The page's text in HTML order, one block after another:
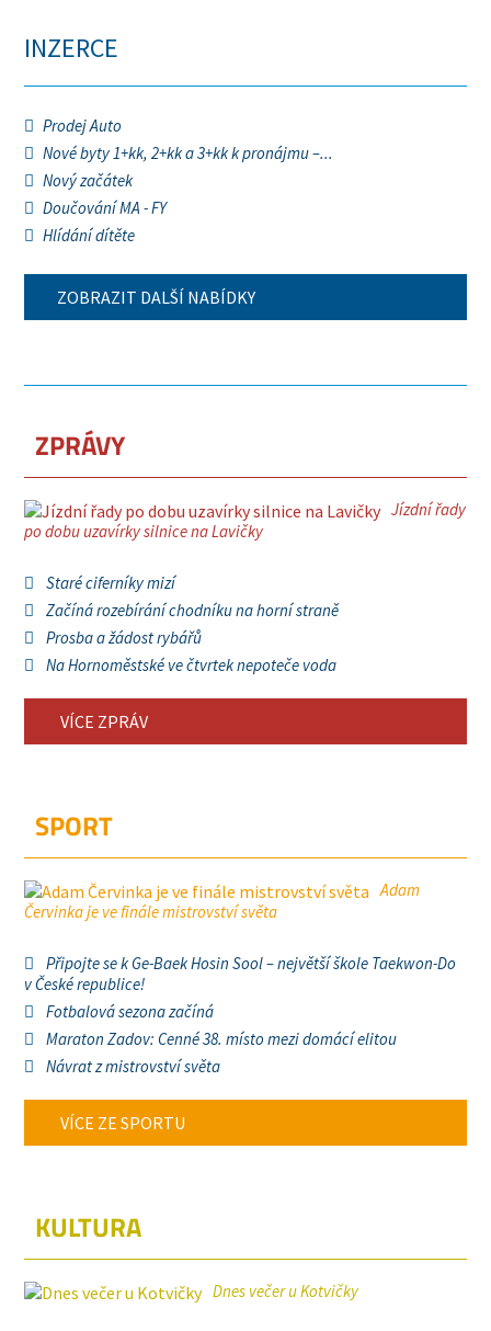
INZERCE
Prodej Auto
Nové byty 1+kk, 2+kk a 3+kk k pronájmu –...
Nový začátek
Doučování MA - FY
Hlídání dítěte
ZOBRAZIT DALŠÍ NABÍDKY
ZPRÁVY
Jízdní řady
po dobu uzavírky silnice na Lavičky
Staré ciferníky mizí
Začíná rozebírání chodníku na horní straně
Prosba a žádost rybářů
Na Hornoměstské ve čtvrtek nepoteče voda
VÍCE ZPRÁV
SPORT
Adam
Červinka je ve finále mistrovství světa
Připojte se k Ge-Baek Hosin Sool – největší škole Taekwon-Do
v České republice!
Fotbalová sezona začíná
Maraton Zadov: Cenné 38. místo mezi domácí elitou
Návrat z mistrovství světa
VÍCE ZE SPORTU
KULTURA
Dnes večer u Kotvičky